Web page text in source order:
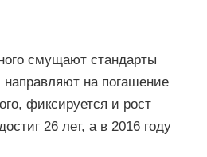
смущают стандарты
на погашение
фиксируется и рост
26 лет, а в 2016 году